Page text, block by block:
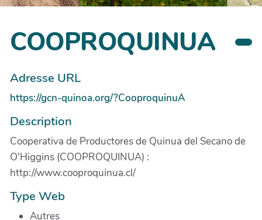
COOPROQUINUA
Adresse URL
https://gcn-quinoa.org/?CooproquinuA
Description
Cooperativa de Productores de Quinua del Secano de
O'Higgins (COOPROQUINUA) :
http://www.cooproquinua.cl/
Type Web
Autres